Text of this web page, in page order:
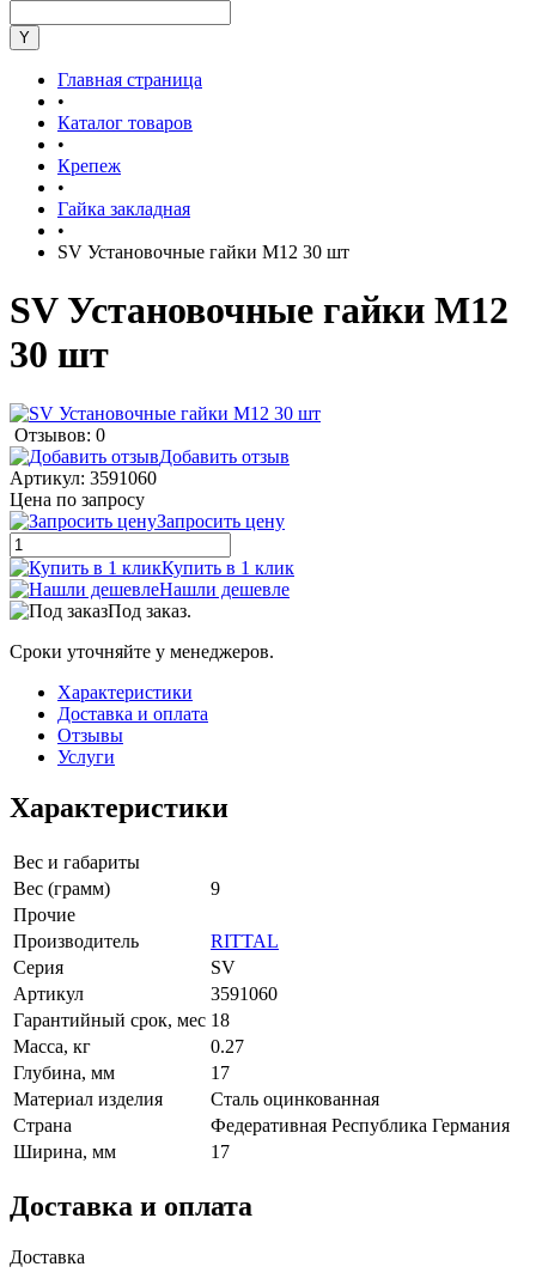
Главная страница
•
Каталог товаров
•
Крепеж
•
Гайка закладная
•
SV Установочные гайки M12 30 шт
SV Установочные гайки M12
30 шт
Отзывов: 0
Добавить отзыв
Артикул: 3591060
Цена по запросу
Запросить цену
Купить в 1 клик
Нашли дешевле
Под заказ.
Сроки уточняйте у менеджеров.
Характеристики
Доставка и оплата
Отзывы
Услуги
Характеристики
Вес и габариты
Вес (грамм)
9
Прочие
Производитель
RITTAL
Серия
SV
Артикул
3591060
Гарантийный срок, мес 18
Масса, кг
0.27
Глубина, мм
17
Материал изделия
Сталь оцинкованная
Страна
Федеративная Республика Германия
Ширина, мм
17
Доставка и оплата
Доставка